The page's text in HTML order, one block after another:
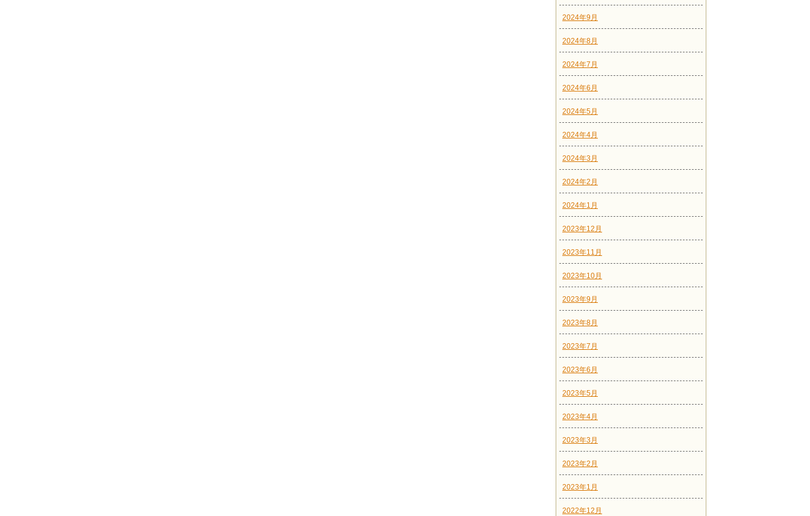
2024年9月
2024年8月
2024年7月
2024年6月
2024年5月
2024年4月
2024年3月
2024年2月
2024年1月
2023年12月
2023年11月
2023年10月
2023年9月
2023年8月
2023年7月
2023年6月
2023年5月
2023年4月
2023年3月
2023年2月
2023年1月
2022年12月